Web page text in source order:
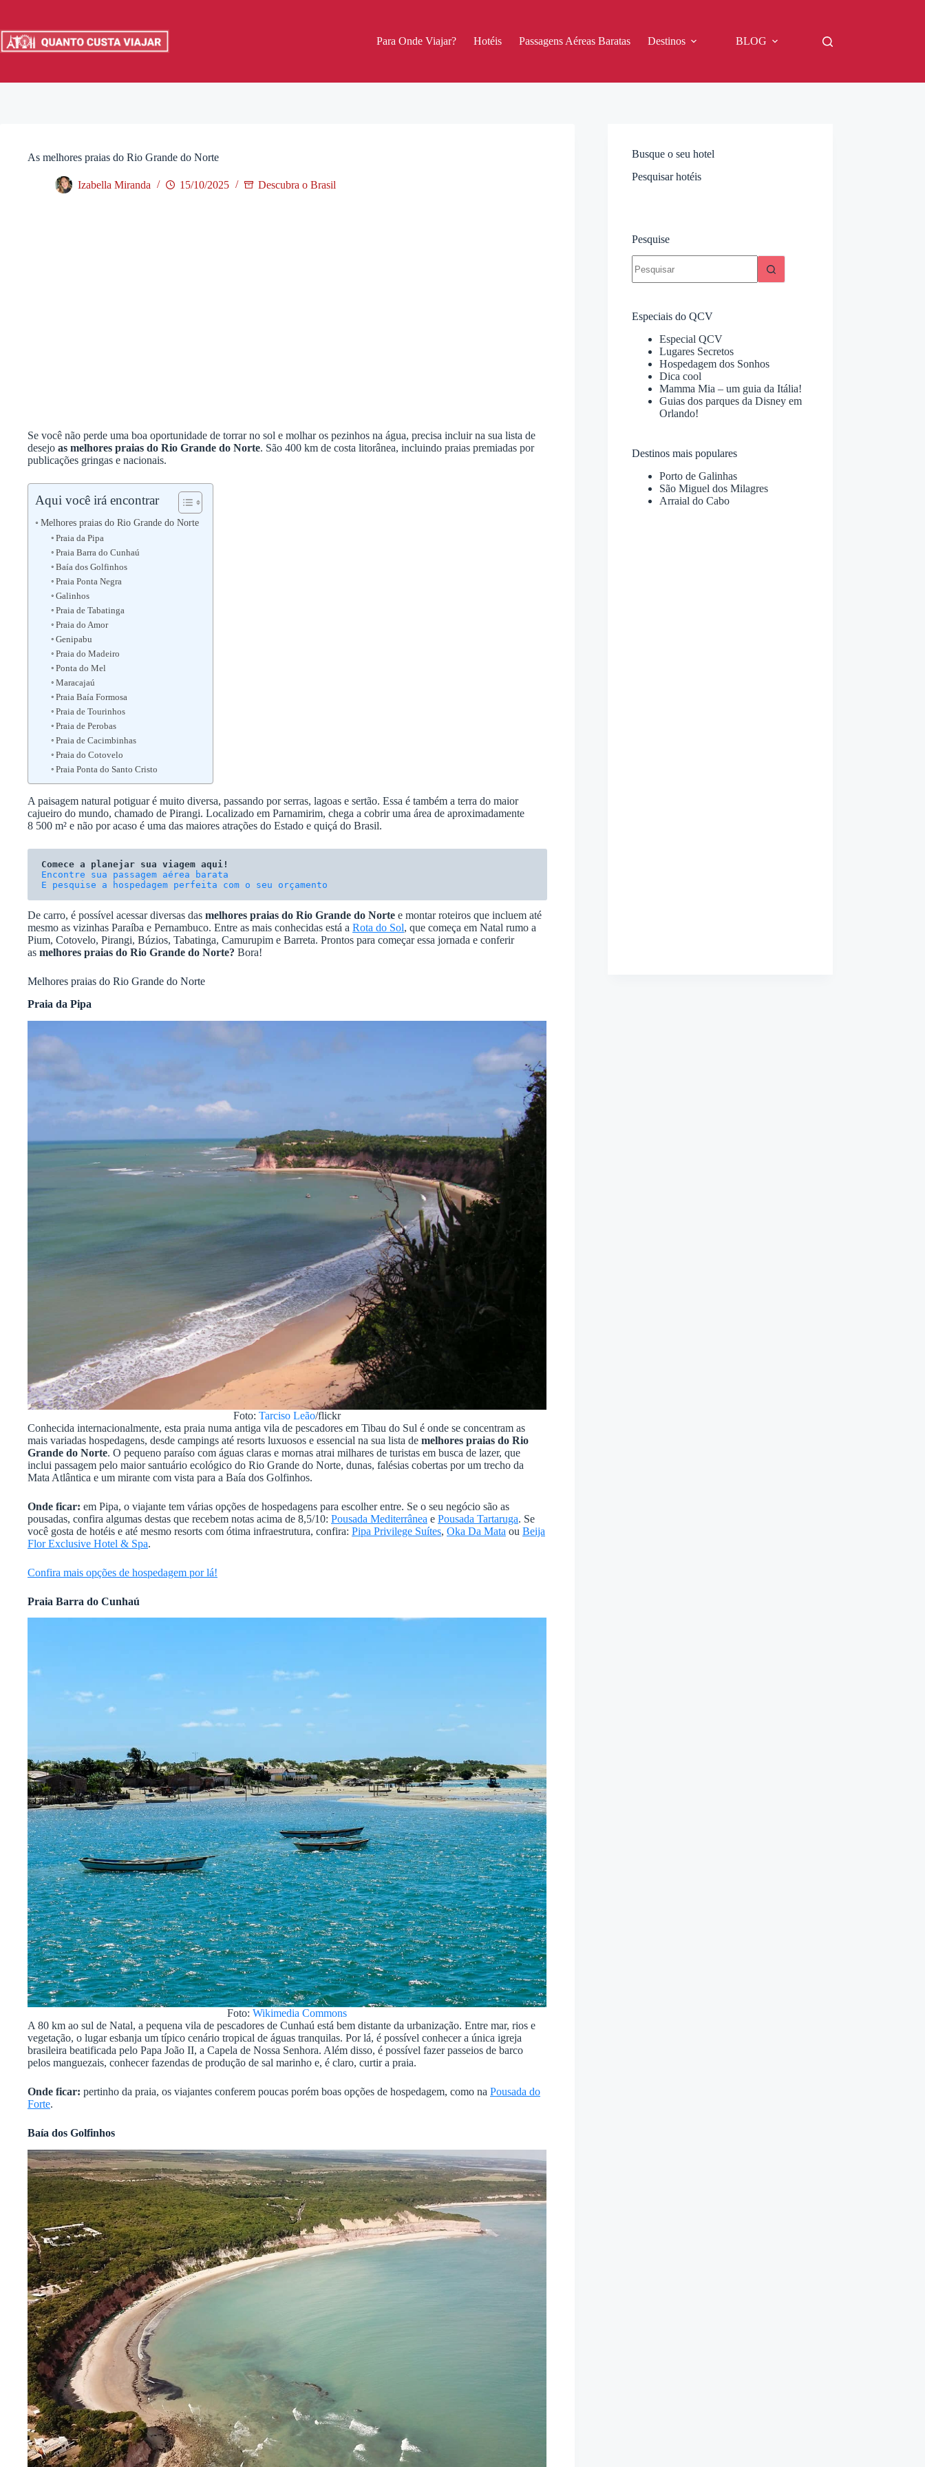
o
conteúdo
Para Onde Viajar? Hotéis Passagens Aéreas Baratas Destinos BLOG
As melhores praias do Rio Grande do Norte
Izabella Miranda 15/10/2025 Descubra o Brasil
Se você não perde uma boa oportunidade de torrar no sol e molhar os pezinhos na água, precisa incluir na sua lista de
desejo as melhores praias do Rio Grande do Norte. São 400 km de costa litorânea, incluindo praias premiadas por
publicações gringas e nacionais.
Aqui você irá encontrar
Melhores praias do Rio Grande do Norte
Praia da Pipa
Praia Barra do Cunhaú
Baía dos Golfinhos
Praia Ponta Negra
Galinhos
Praia de Tabatinga
Praia do Amor
Genipabu
Praia do Madeiro
Ponta do Mel
Maracajaú
Praia Baía Formosa
Praia de Tourinhos
Praia de Perobas
Praia de Cacimbinhas
Praia do Cotovelo
Praia Ponta do Santo Cristo
A paisagem natural potiguar é muito diversa, passando por serras, lagoas e sertão. Essa é também a terra do maior
cajueiro do mundo, chamado de Pirangi. Localizado em Parnamirim, chega a cobrir uma área de aproximadamente
8 500 m² e não por acaso é uma das maiores atrações do Estado e quiçá do Brasil.
Comece a planejar sua viagem aqui!
E pesquise a hospedagem perfeita com o seu orçamento
De carro, é possível acessar diversas das melhores praias do Rio Grande do Norte e montar roteiros que incluem até
mesmo as vizinhas Paraíba e Pernambuco. Entre as mais conhecidas está a Rota do Sol, que começa em Natal rumo a
Pium, Cotovelo, Pirangi, Búzios, Tabatinga, Camurupim e Barreta. Prontos para começar essa jornada e conferir
as melhores praias do Rio Grande do Norte? Bora!
Melhores praias do Rio Grande do Norte
Praia da Pipa
Foto:Tarciso Leão/flickr
Conhecida internacionalmente, esta praia numa antiga vila de pescadores em Tibau do Sul é onde se concentram as
mais variadas hospedagens, desde campings até resorts luxuosos e essencial na sua lista de melhores praias do Rio
Grande do Norte. O pequeno paraíso com águas claras e mornas atrai milhares de turistas em busca de lazer, que
inclui passagem pelo maior santuário ecológico do Rio Grande do Norte, dunas, falésias cobertas por um trecho da
Mata Atlântica e um mirante com vista para a Baía dos Golfinhos.
Onde ficar: em Pipa, o viajante tem várias opções de hospedagens para escolher entre. Se o seu negócio são as
pousadas, confira algumas destas que recebem notas acima de 8,5/10: Pousada Mediterrânea e Pousada Tartaruga. Se
você gosta de hotéis e até mesmo resorts com ótima infraestrutura, confira: Pipa Privilege Suítes, Oka Da Mata ou Beija
Flor Exclusive Hotel & Spa.
Confira mais opções de hospedagem por lá!
Praia Barra do Cunhaú
Foto:Wikimedia Commons
A 80 km ao sul de Natal, a pequena vila de pescadores de Cunhaú está bem distante da urbanização. Entre mar, rios e
vegetação, o lugar esbanja um típico cenário tropical de águas tranquilas. Por lá, é possível conhecer a única igreja
brasileira beatificada pelo Papa João II, a Capela de Nossa Senhora. Além disso, é possível fazer passeios de barco
pelos manguezais, conhecer fazendas de produção de sal marinho e, é claro, curtir a praia.
Onde ficar: pertinho da praia, os viajantes conferem poucas porém boas opções de hospedagem, como na Pousada do
Forte.
Baía dos Golfinhos
Busque o seu hotel
Pesquisar hotéis
Pesquise
resultados
Especiais do QCV
Especial QCV
Lugares Secretos
Hospedagem dos Sonhos
Dica cool
Mamma Mia – um guia da Itália!
Guias dos parques da Disney em
Orlando!
Destinos mais populares
Porto de Galinhas
São Miguel dos Milagres
Arraial do Cabo